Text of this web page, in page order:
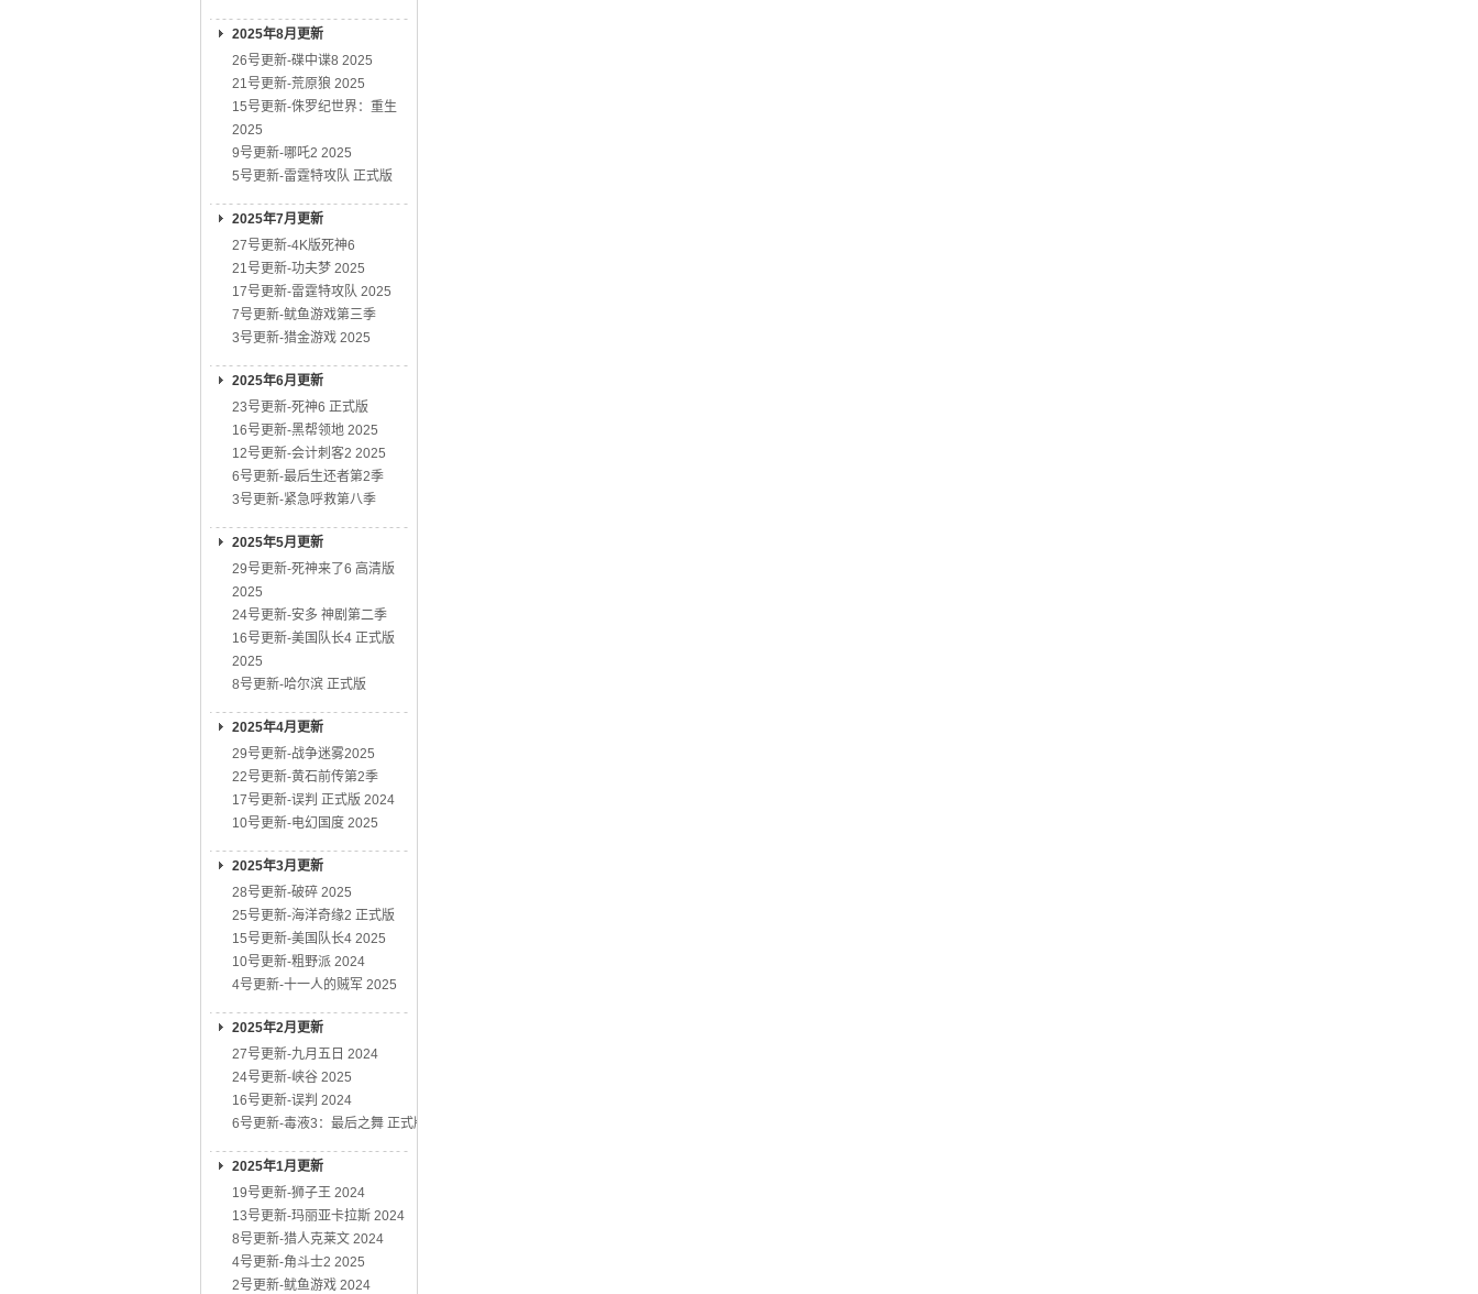
2025年8月更新
26号更新-碟中谍8 2025
21号更新-荒原狼 2025
15号更新-侏罗纪世界：重生
2025
9号更新-哪吒2 2025
5号更新-雷霆特攻队 正式版
2025年7月更新
27号更新-4K版死神6
21号更新-功夫梦 2025
17号更新-雷霆特攻队 2025
7号更新-鱿鱼游戏第三季
3号更新-猎金游戏 2025
2025年6月更新
23号更新-死神6 正式版
16号更新-黑帮领地 2025
12号更新-会计刺客2 2025
6号更新-最后生还者第2季
3号更新-紧急呼救第八季
2025年5月更新
29号更新-死神来了6 高清版
2025
24号更新-安多 神剧第二季
16号更新-美国队长4 正式版
2025
8号更新-哈尔滨 正式版
2025年4月更新
29号更新-战争迷雾2025
22号更新-黄石前传第2季
17号更新-误判 正式版 2024
10号更新-电幻国度 2025
2025年3月更新
28号更新-破碎 2025
25号更新-海洋奇缘2 正式版
15号更新-美国队长4 2025
10号更新-粗野派 2024
4号更新-十一人的贼军 2025
2025年2月更新
27号更新-九月五日 2024
24号更新-峡谷 2025
16号更新-误判 2024
6号更新-毒液3：最后之舞 正式版
2025年1月更新
19号更新-狮子王 2024
13号更新-玛丽亚卡拉斯 2024
8号更新-猎人克莱文 2024
4号更新-角斗士2 2025
2号更新-鱿鱼游戏 2024